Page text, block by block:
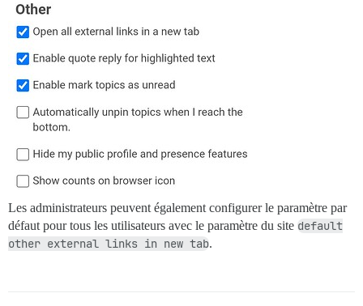
Les administrateurs peuvent également configurer le paramètre par
défaut pour tous les utilisateurs avec le paramètre du site default
other external links in new tab.